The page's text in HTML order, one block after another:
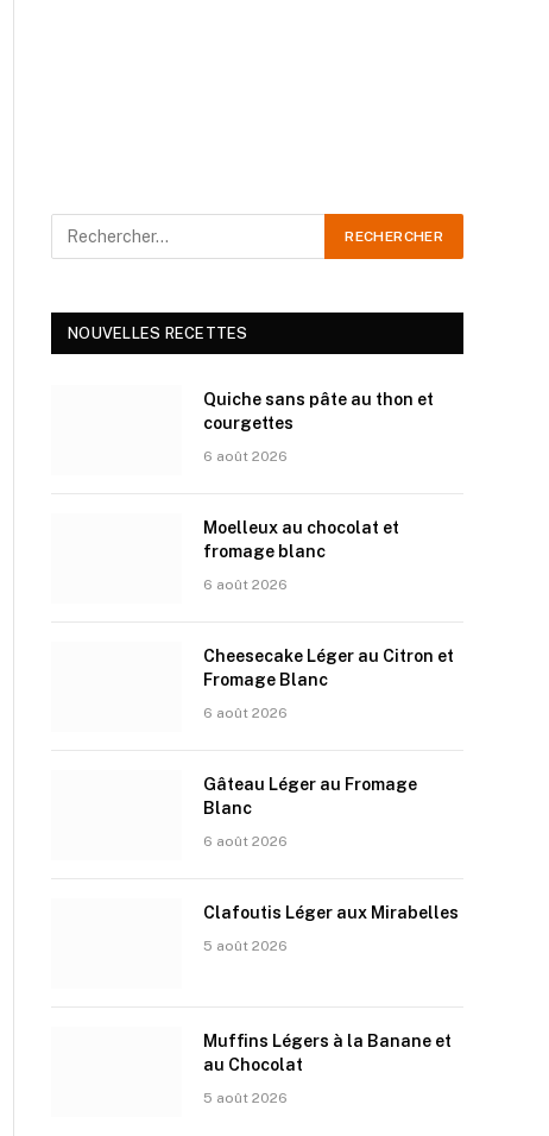
NOUVELLES RECETTES
Quiche sans pâte au thon et
courgettes
6 août 2026
Moelleux au chocolat et
fromage blanc
6 août 2026
Cheesecake Léger au Citron et
Fromage Blanc
6 août 2026
Gâteau Léger au Fromage
Blanc
6 août 2026
Clafoutis Léger aux Mirabelles
5 août 2026
Muffins Légers à la Banane et
au Chocolat
5 août 2026